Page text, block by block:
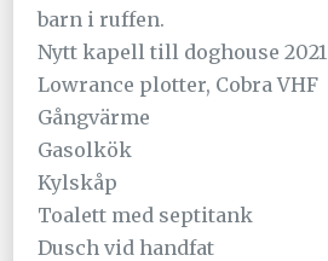
barn i ruffen.
Nytt kapell till doghouse 2021
Lowrance plotter, Cobra VHF
Gångvärme
Gasolkök
Kylskåp
Toalett med septitank
Dusch vid handfat